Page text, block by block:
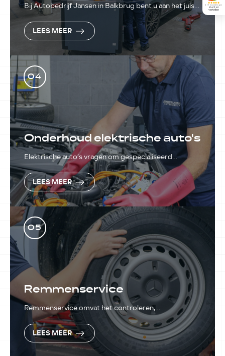
Bij Autobedrijf Jansen in Balkbrug bent u aan het juiste
adres voor een betrouwbare APK-keuring en
professioneel auto-onderhoud.
LEES MEER
04
Onderhoud elektrische auto's
Elektrische auto’s vragen om gespecialiseerd
onderhoud om optimale prestaties en een lange
levensduur te garanderen.
LEES MEER
05
Remmenservice
Remmenservice omvat het controleren,
onderhouden en indien nodig repareren van remmen
in uw voertuig.
LEES MEER